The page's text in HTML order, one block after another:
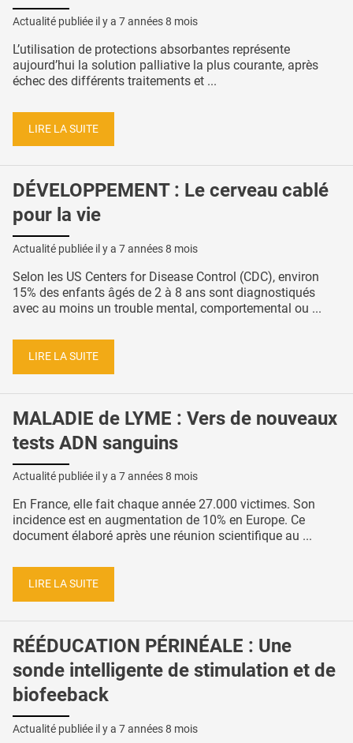
Actualité publiée il y a 7 années 8 mois
L’utilisation de protections absorbantes représente
aujourd’hui la solution palliative la plus courante, après
échec des différents traitements et ...
LIRE LA SUITE
DÉVELOPPEMENT : Le cerveau cablé
pour la vie
Actualité publiée il y a 7 années 8 mois
Selon les US Centers for Disease Control (CDC), environ
15% des enfants âgés de 2 à 8 ans sont diagnostiqués
avec au moins un trouble mental, comportemental ou ...
LIRE LA SUITE
MALADIE de LYME : Vers de nouveaux
tests ADN sanguins
Actualité publiée il y a 7 années 8 mois
En France, elle fait chaque année 27.000 victimes. Son
incidence est en augmentation de 10% en Europe. Ce
document élaboré après une réunion scientifique au ...
LIRE LA SUITE
RÉÉDUCATION PÉRINÉALE : Une
sonde intelligente de stimulation et de
biofeeback
Actualité publiée il y a 7 années 8 mois